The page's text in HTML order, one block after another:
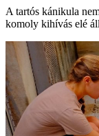
A tartós kánikula
komoly kihívás elé